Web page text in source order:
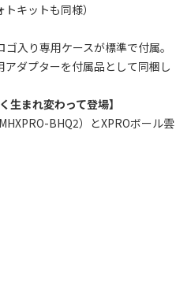
キットも同様）
入り専用ケースが標準で付属。
アダプターを付属品として同梱し
生まれ変わって登場】
BHQ2）とXPROボール雲